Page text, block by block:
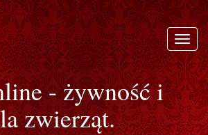
- żywność i
zwierząt.